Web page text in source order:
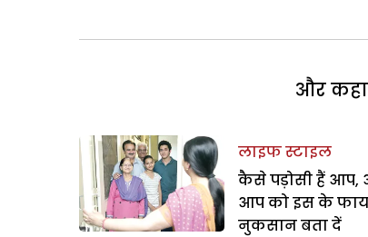
और
लाइफ स्टाइल
कैसे पड़ोसी हैं आप,
आप को इस के
नुकसान बता दें